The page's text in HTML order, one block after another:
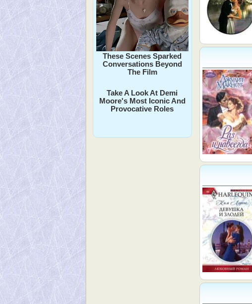
These Scenes Sparked
Conversations Beyond
The Film
Take A Look At Demi
Moore's Most Iconic And
Provocative Roles